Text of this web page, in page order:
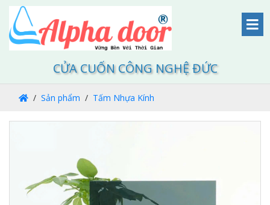
CỬA CUỐN CÔNG NGHỆ ĐỨC
Sản phẩm Tấm Nhựa Kính